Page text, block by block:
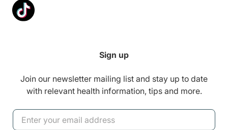
Sign up
Join our newsletter mailing list and stay up to date
with relevant health information, tips and more.